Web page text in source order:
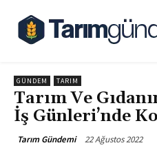
GÜNDEM TARIM
Tarım Ve
İş Günleri’nde
Tarım Gündemi 22 Ağustos 2022